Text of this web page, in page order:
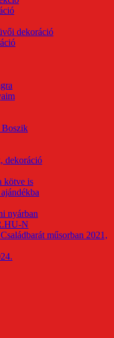
dekoráció
Boszik
dekoráció
kötve is
nyárban
N
műsorban 2021,